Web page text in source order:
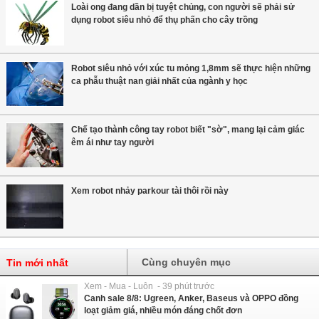
Loài ong đang dần bị tuyệt chủng, con người sẽ phải sử
dụng robot siêu nhỏ để thụ phấn cho cây trồng
Robot siêu nhỏ với xúc tu mỏng 1,8mm sẽ thực hiện những
ca phẫu thuật nan giải nhất của ngành y học
Chế tạo thành công tay robot biết "sờ", mang lại cảm giác
êm ái như tay người
Xem robot nhảy parkour tài thôi rồi này
Tin mới nhất Cùng chuyên mục
Xem - Mua - Luôn - 39 phút trước
Canh sale 8/8: Ugreen, Anker, Baseus và OPPO đồng
loạt giảm giá, nhiều món đáng chốt đơn